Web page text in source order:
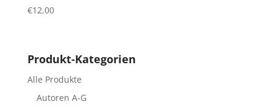
€12,00
Produkt-Kategorien
Alle Produkte
Autoren A-G